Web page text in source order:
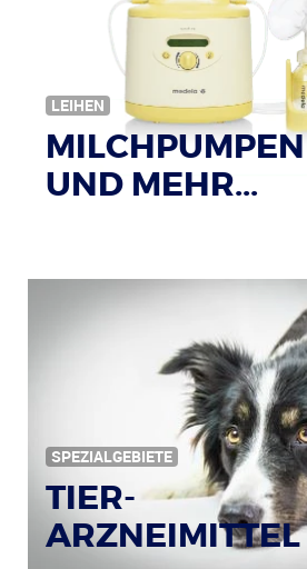
LEIHEN
MILCHPUMPEN
UND MEHR...
SPEZIALGEBIETE
TIER-
ARZNEIMITTEL